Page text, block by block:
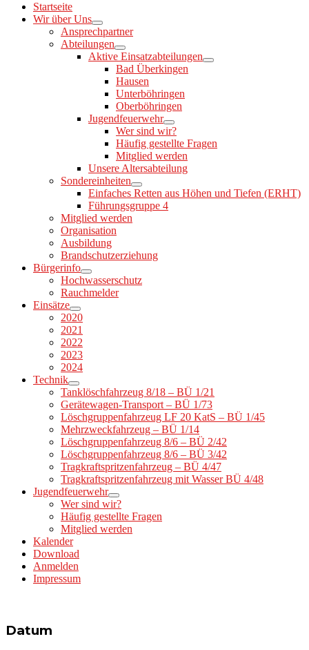
Startseite
Wir über Uns
Ansprechpartner
Abteilungen
Aktive Einsatzabteilungen
Bad Überkingen
Hausen
Unterböhringen
Oberböhringen
Jugendfeuerwehr
Wer sind wir?
Häufig gestellte Fragen
Mitglied werden
Unsere Altersabteilung
Sondereinheiten
Einfaches Retten aus Höhen und Tiefen (ERHT)
Führungsgruppe 4
Mitglied werden
Organisation
Ausbildung
Brandschutzerziehung
Bürgerinfo
Hochwasserschutz
Rauchmelder
Einsätze
2020
2021
2022
2023
2024
Technik
Tanklöschfahrzeug 8/18 – BÜ 1/21
Gerätewagen-Transport – BÜ 1/73
Löschgruppenfahrzeug LF 20 KatS – BÜ 1/45
Mehrzweckfahrzeug – BÜ 1/14
Löschgruppenfahrzeug 8/6 – BÜ 2/42
Löschgruppenfahrzeug 8/6 – BÜ 3/42
Tragkraftspritzenfahrzeug – BÜ 4/47
Tragkraftspritzenfahrzeug mit Wasser BÜ 4/48
Jugendfeuerwehr
Wer sind wir?
Häufig gestellte Fragen
Mitglied werden
Kalender
Download
Anmelden
Impressum
Datum